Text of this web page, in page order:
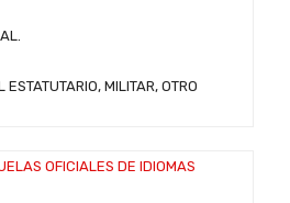
ESTATUTARIO, MILITAR, OTRO
OFICIALES DE IDIOMAS